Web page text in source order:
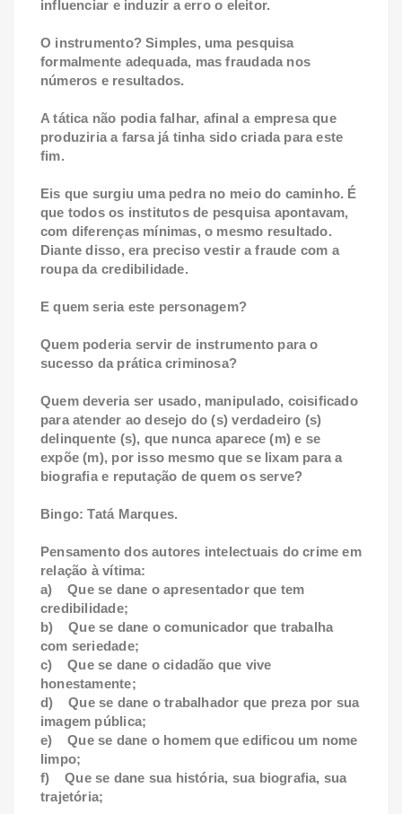
influenciar e induzir a erro o eleitor.
O instrumento? Simples, uma pesquisa
formalmente adequada, mas fraudada nos
números e resultados.
A tática não podia falhar, afinal a empresa que
produziria a farsa já tinha sido criada para este
fim.
Eis que surgiu uma pedra no meio do caminho. É
que todos os institutos de pesquisa apontavam,
com diferenças mínimas, o mesmo resultado.
Diante disso, era preciso vestir a fraude com a
roupa da credibilidade.
E quem seria este personagem?
Quem poderia servir de instrumento para o
sucesso da prática criminosa?
Quem deveria ser usado, manipulado, coisificado
para atender ao desejo do (s) verdadeiro (s)
delinquente (s), que nunca aparece (m) e se
expõe (m), por isso mesmo que se lixam para a
biografia e reputação de quem os serve?
Bingo: Tatá Marques.
Pensamento dos autores intelectuais do crime em
relação à vítima:
a) Que se dane o apresentador que tem
credibilidade;
b) Que se dane o comunicador que trabalha
com seriedade;
c) Que se dane o cidadão que vive
honestamente;
d) Que se dane o trabalhador que preza por sua
imagem pública;
e) Que se dane o homem que edificou um nome
limpo;
f) Que se dane sua história, sua biografia, sua
trajetória;